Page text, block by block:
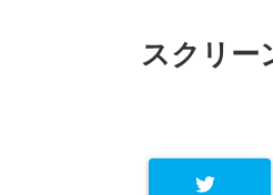
スクリー